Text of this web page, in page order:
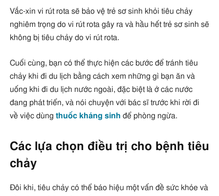
Vắc-xin vi rút rota sẽ bảo vệ trẻ sơ sinh khỏi tiêu chảy
nghiêm trọng do vi rút rota gây ra và hầu hết trẻ sơ sinh sẽ
không bị tiêu chảy do vi rút rota.
Cuối cùng, bạn có thể thực hiện các bước để tránh tiêu
chảy khi đi du lịch bằng cách xem những gì bạn ăn và
uống khi đi du lịch nước ngoài, đặc biệt là ở các nước
đang phát triển, và nói chuyện với bác sĩ trước khi rời đi
về việc dùng thuốc kháng sinh để phòng ngừa.
Các lựa chọn điều trị cho bệnh tiêu
chảy
Đôi khi, tiêu chảy có thể báo hiệu một vấn đề sức khỏe và